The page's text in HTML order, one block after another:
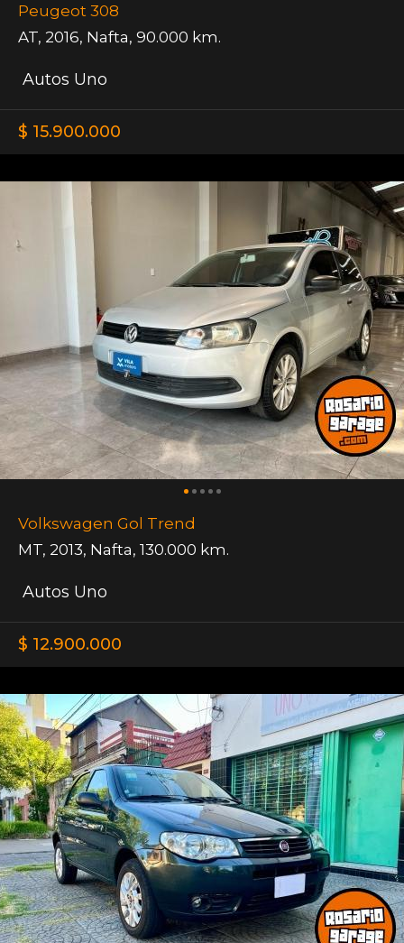
Peugeot 308
AT, 2016, Nafta, 90.000 km.
Autos Uno
$ 15.900.000
Volkswagen Gol Trend
MT, 2013, Nafta, 130.000 km.
Autos Uno
$ 12.900.000